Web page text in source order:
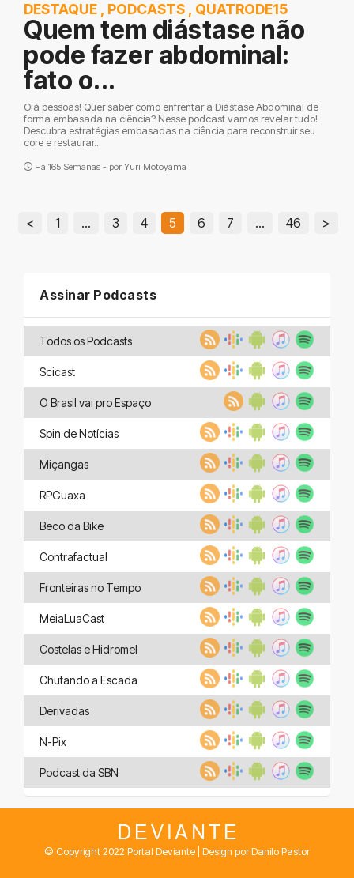
DESTAQUE , PODCASTS , QUATRODE15
Quem tem diástase não
pode fazer abdominal:
fato o...
Olá pessoas! Quer saber como enfrentar a Diástase Abdominal de
forma embasada na ciência? Nesse podcast vamos revelar tudo!
Descubra estratégias embasadas na ciência para reconstruir seu
core e restaurar...
Há 165 Semanas - por Yuri Motoyama
< 1 … 3 4 5 6 7 … 46 >
Assinar Podcasts
Todos os Podcasts
Scicast
O Brasil vai pro Espaço
Spin de Notícias
Miçangas
RPGuaxa
Beco da Bike
Contrafactual
Fronteiras no Tempo
MeiaLuaCast
Costelas e Hidromel
Chutando a Escada
Derivadas
N-Pix
Podcast da SBN
© Copyright 2022 Portal Deviante | Design por Danilo Pastor